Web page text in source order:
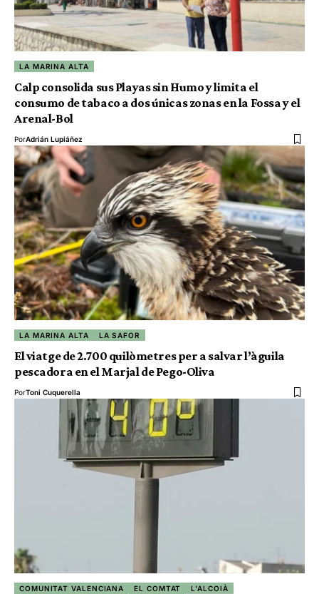
LA MARINA ALTA
Calp consolida sus Playas sin Humo y limita el
consumo de tabaco a dos únicas zonas en la Fossa y el
Arenal-Bol
PorAdrián Lupiáñez
LA MARINA ALTA LA SAFOR
El viatge de 2.700 quilòmetres per a salvar l’àguila
pescadora en el Marjal de Pego-Oliva
PorToni Cuquerella
COMUNITAT VALENCIANA EL COMTAT
L'ALCOIÀ